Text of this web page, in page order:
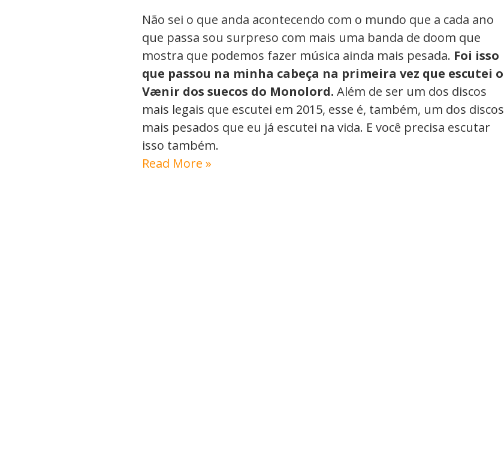
Não sei o que anda acontecendo com o mundo que a cada ano
que passa sou surpreso com mais uma banda de doom que
mostra que podemos fazer música ainda mais pesada. Foi isso
que passou na minha cabeça na primeira vez que escutei o
Vænir dos suecos do Monolord. Além de ser um dos discos
mais legais que escutei em 2015, esse é, também, um dos discos
mais pesados que eu já escutei na vida. E você precisa escutar
isso também.
Read More »